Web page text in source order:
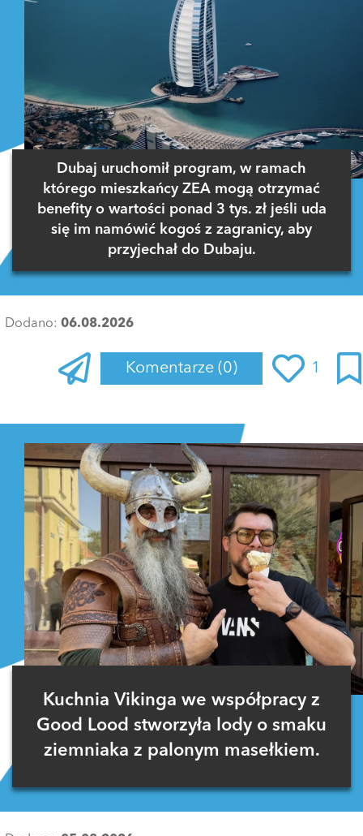
Dubaj uruchomił program, w ramach
którego mieszkańcy ZEA mogą otrzymać
benefity o wartości ponad 3 tys. zł jeśli uda
się im namówić kogoś z zagranicy, aby
przyjechał do Dubaju.
Dodano: 06.08.2026
Komentarze (0) 1
Kuchnia Vikinga we współpracy z
Good Lood stworzyła lody o smaku
ziemniaka z palonym masełkiem.